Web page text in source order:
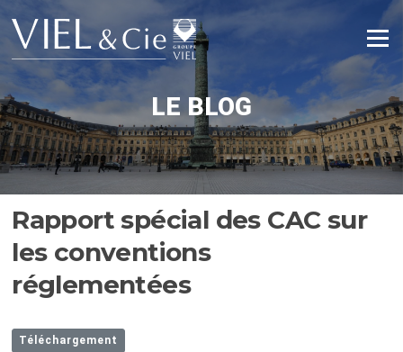
contenu
Menu
LE BLOG
Rapport spécial des CAC sur
les conventions
réglementées
Téléchargement